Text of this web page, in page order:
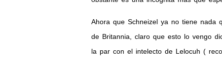
Ahora que Schneizel ya no tiene nada
de Britannia, claro que esto lo vengo
la par con el intelecto de Lelocuh (